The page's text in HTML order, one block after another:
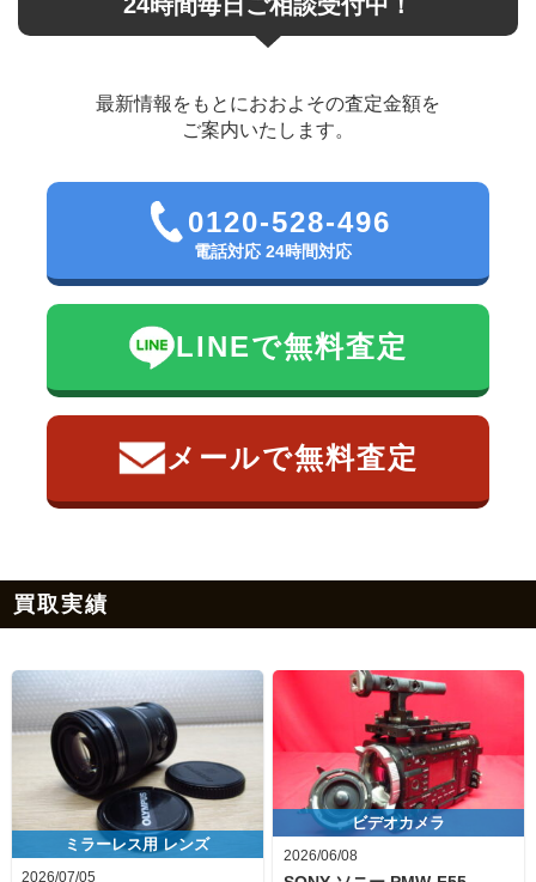
最新情報をもとにおおよその査定金額を
ご案内いたします。
0120-528-496
電話対応 24時間対応
LINEで無料査定
メールで無料査定
買取実績
ミラーレス用 レンズ
2026/07/05
ビデオカメラ
2026/06/08